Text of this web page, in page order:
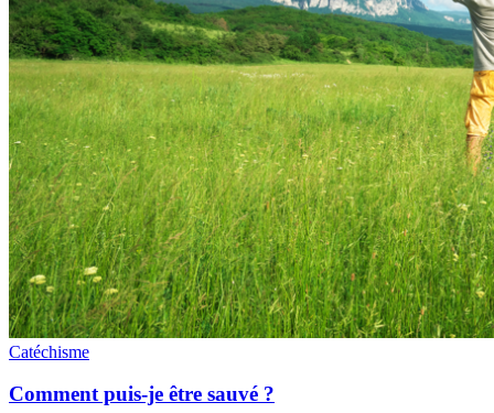
Catéchisme
Comment puis-je être sauvé ?